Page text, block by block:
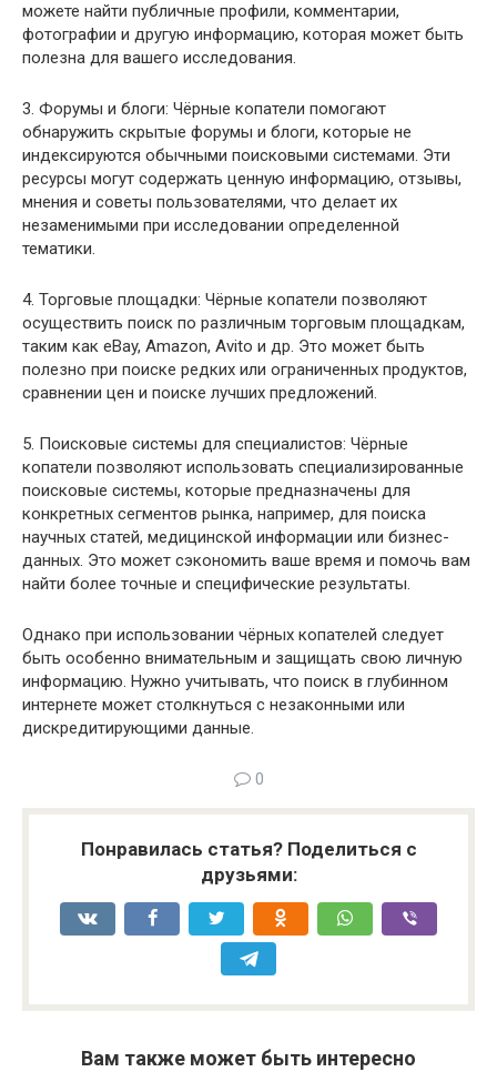
можете найти публичные профили, комментарии,
фотографии и другую информацию, которая может быть
полезна для вашего исследования.
3. Форумы и блоги: Чёрные копатели помогают
обнаружить скрытые форумы и блоги, которые не
индексируются обычными поисковыми системами. Эти
ресурсы могут содержать ценную информацию, отзывы,
мнения и советы пользователями, что делает их
незаменимыми при исследовании определенной
тематики.
4. Торговые площадки: Чёрные копатели позволяют
осуществить поиск по различным торговым площадкам,
таким как eBay, Amazon, Avito и др. Это может быть
полезно при поиске редких или ограниченных продуктов,
сравнении цен и поиске лучших предложений.
5. Поисковые системы для специалистов: Чёрные
копатели позволяют использовать специализированные
поисковые системы, которые предназначены для
конкретных сегментов рынка, например, для поиска
научных статей, медицинской информации или бизнес-
данных. Это может сэкономить ваше время и помочь вам
найти более точные и специфические результаты.
Однако при использовании чёрных копателей следует
быть особенно внимательным и защищать свою личную
информацию. Нужно учитывать, что поиск в глубинном
интернете может столкнуться с незаконными или
дискредитирующими данные.
0
Понравилась статья? Поделиться с
друзьями:
Вам также может быть интересно